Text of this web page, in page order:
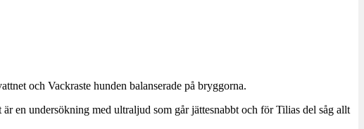
och Vackraste hunden balanserade på bryggorna.
en undersökning med ultraljud som går jättesnabbt och för Tilias del såg allt